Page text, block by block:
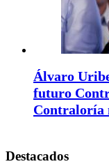
Álvaro
futuro
Contraloría
Destacados